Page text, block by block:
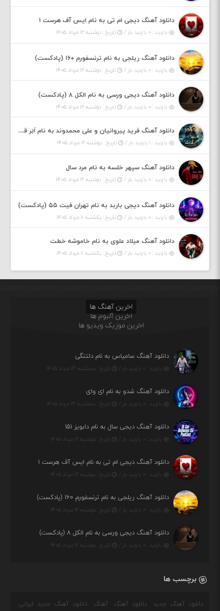
دانلود آهنگ دیجی ام تی به نام ایس آف هرست ۱
بازدید : ۰ بازدید بار / تاریخ : دوشنبه ۱۲ مرداد ۱۴۰۵
دانلود آهنگ ریلجی به نام ترنسفورم ۱۶۰ (پادکست)
بازدید : ۰ بازدید بار / تاریخ : دوشنبه ۱۲ مرداد ۱۴۰۵
دانلود آهنگ دیجی ورسی به نام الکل ۸ (پادکست)
بازدید : ۰ بازدید بار / تاریخ : دوشنبه ۱۲ مرداد ۱۴۰۵
دانلود آهنگ فرید پیروانیان و علی محمدوند به نام اَبَر قدرت
بازدید : ۱ بازدید بار / تاریخ : دوشنبه ۱۲ مرداد ۱۴۰۵
دانلود آهنگ سپهر خلسه به نام مرد سال
بازدید : ۰ بازدید بار / تاریخ : دوشنبه ۱۲ مرداد ۱۴۰۵
دانلود آهنگ دیجی باربد به نام تهران فیت ۵۵ (پادکست)
بازدید : ۰ بازدید بار / تاریخ : یکشنبه ۱۱ مرداد ۱۴۰۵
دانلود آهنگ میلاد علوی به نام خاموشه خطت
بازدید : ۰ بازدید بار / تاریخ : یکشنبه ۱۱ مرداد ۱۴۰۵
اخرین آهنگ ها
اخرین آلبوم ها
اخرین موزیک ویدیو ها
دانلود آهنگ سامیاس به نام دلتنگی
بازدید : ۰ بازدید بار / تاریخ : سه‌شنبه ۱۳ مرداد ۱۴۰۵
دانلود آهنگ شدو به نام ای وای
بازدید : ۰ بازدید بار / تاریخ : سه‌شنبه ۱۳ مرداد ۱۴۰۵
دانلود آهنگ دیجی سال به نام دابویز ۱۵۱
بازدید : ۰ بازدید بار / تاریخ : دوشنبه ۱۲ مرداد ۱۴۰۵
دانلود آهنگ دیجی ام تی به نام ایس آف هرست ۱
بازدید : ۰ بازدید بار / تاریخ : دوشنبه ۱۲ مرداد ۱۴۰۵
دانلود آهنگ ریلجی به نام ترنسفورم ۱۶۰ (پادکست)
بازدید : ۰ بازدید بار / تاریخ : دوشنبه ۱۲ مرداد ۱۴۰۵
دانلود آهنگ دیجی ورسی به نام الکل ۸ (پادکست)
بازدید : ۰ بازدید بار / تاریخ : دوشنبه ۱۲ مرداد ۱۴۰۵
برچسب ها
دانلود آهنگ جدید دانلود آهنگ آهنگ دانلود آهنگ جدید ایرانی